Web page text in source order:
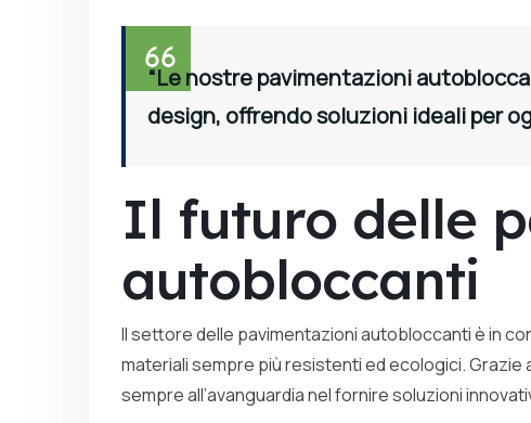
“Le nostre pavimentazioni
design, offrendo soluzioni ideali per
Il futuro delle
autobloccanti
Il settore delle pavimentazioni autobloccanti è in
materiali sempre più resistenti ed ecologici. Grazie
sempre all’avanguardia nel fornire soluzioni